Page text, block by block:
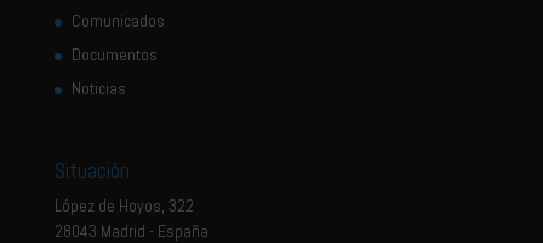
Comunicados
Documentos
Noticias
Situación
López de Hoyos, 322
28043 Madrid - España